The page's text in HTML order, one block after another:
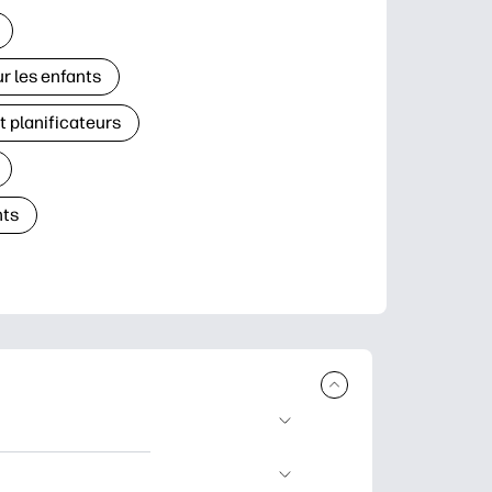
les enfants
planificateurs